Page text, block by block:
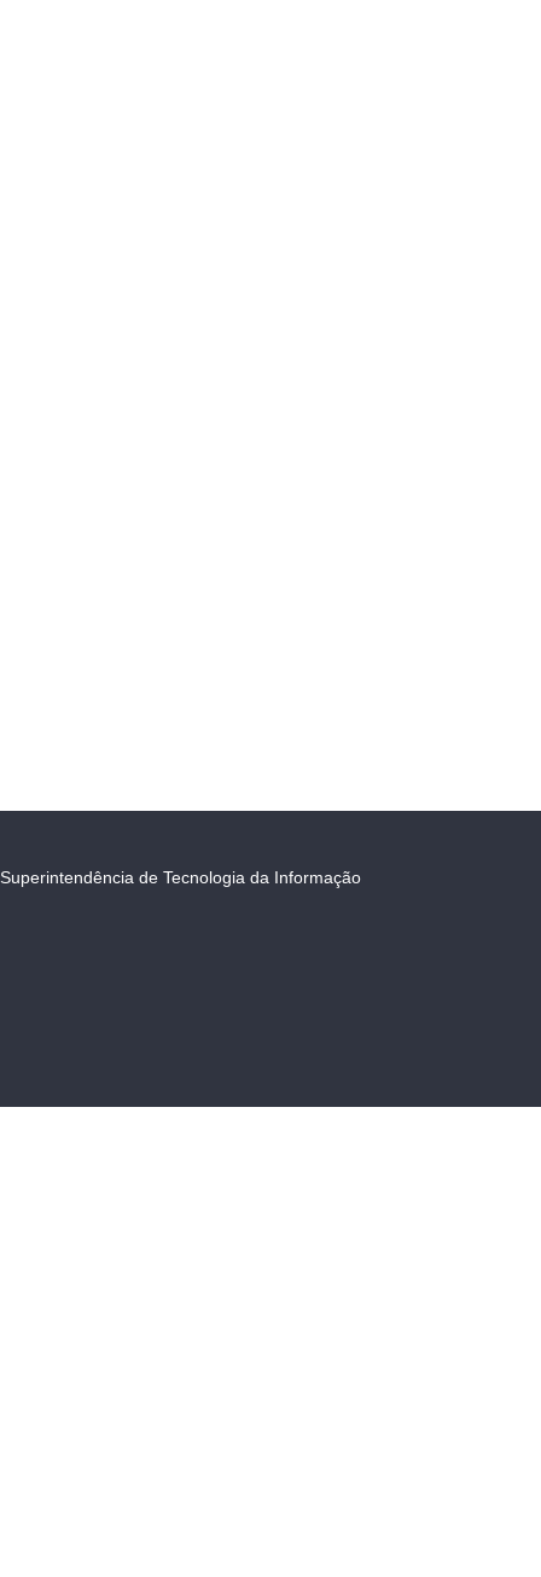
Superintendência de Tecnologia da Informação